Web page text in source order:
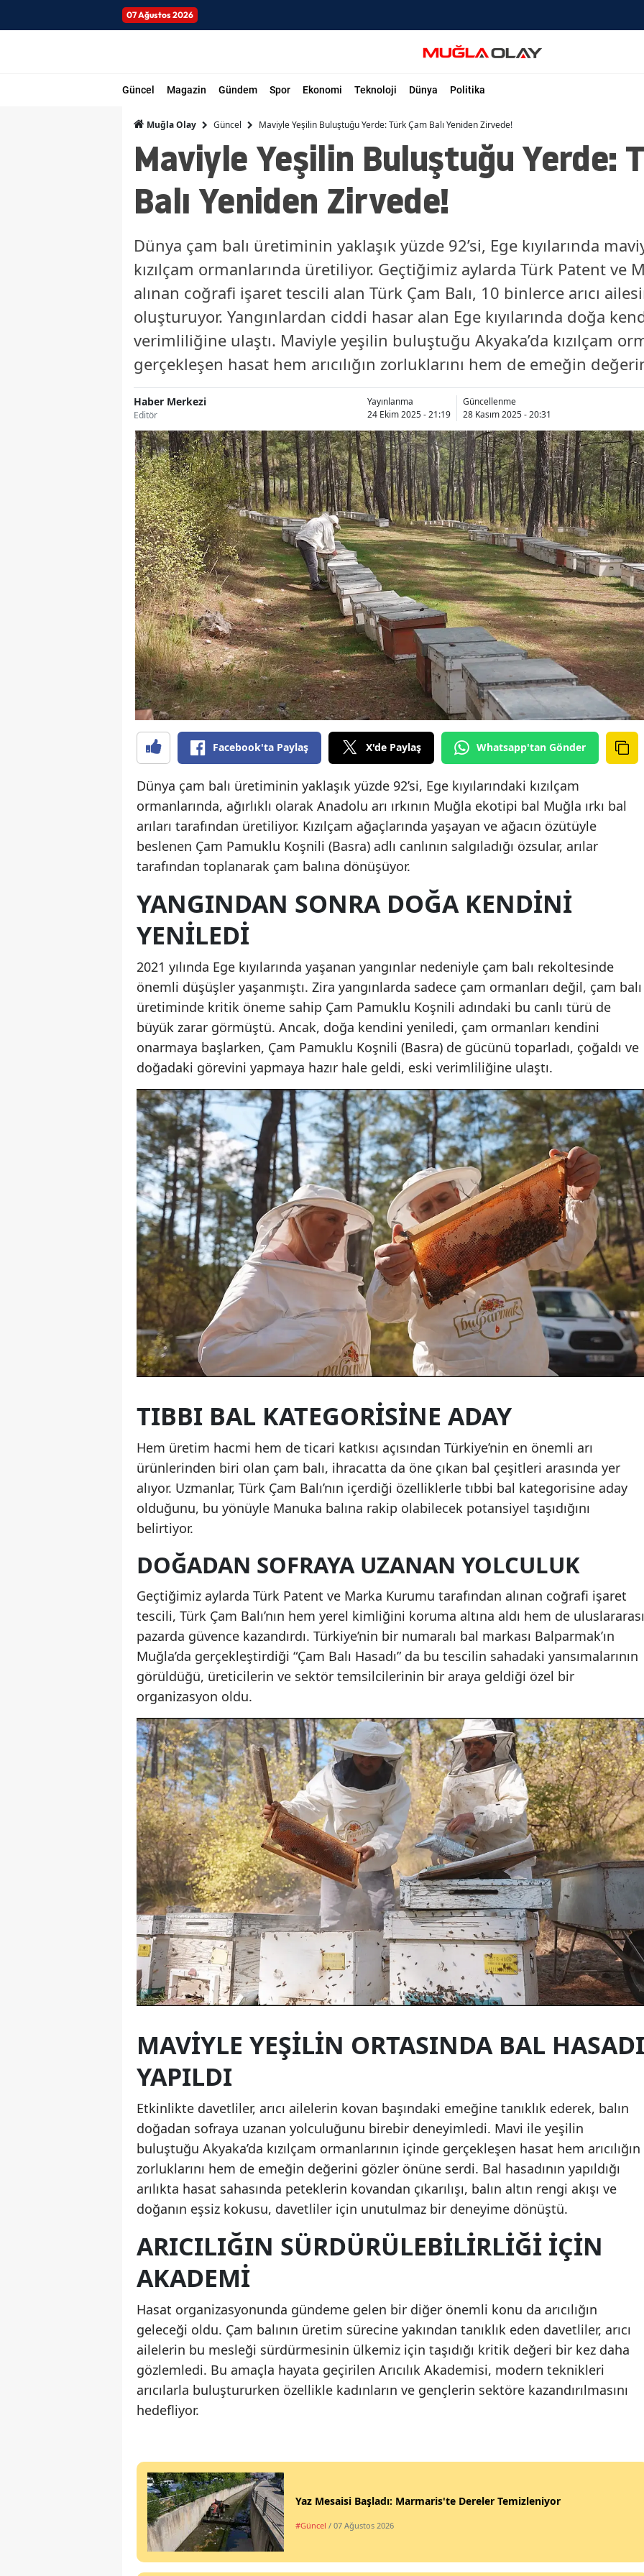
07 Ağustos 2026
Güncel Magazin Gündem Spor Ekonomi Teknoloji Dünya Politika
Muğla Olay Güncel Maviyle Yeşilin Buluştuğu Yerde: Türk Çam Balı Yeniden Zirvede!
Maviyle Yeşilin Buluştuğu Yerde:
Balı Yeniden Zirvede!
Dünya çam balı üretiminin yaklaşık yüzde 92’si, Ege kıyılarında
kızılçam ormanlarında üretiliyor. Geçtiğimiz aylarda Türk Patent ve
alınan coğrafi işaret tescili alan Türk Çam Balı, 10 binlerce arıcı
oluşturuyor. Yangınlardan ciddi hasar alan Ege kıyılarında doğa
verimliliğine ulaştı. Maviyle yeşilin buluştuğu Akyaka’da kızılçam
gerçekleşen hasat hem arıcılığın zorluklarını hem de emeğin
Haber Merkezi
Editör
Yayınlanma
24 Ekim 2025 - 21:19
Güncellenme
28 Kasım 2025 - 20:31
Facebook'ta Paylaş X'de Paylaş Whatsapp'tan Gönder
Dünya çam balı üretiminin yaklaşık yüzde 92’si, Ege kıyılarındaki kızılçam
ormanlarında, ağırlıklı olarak Anadolu arı ırkının Muğla ekotipi bal Muğla ırkı bal
arıları tarafından üretiliyor. Kızılçam ağaçlarında yaşayan ve ağacın özütüyle
beslenen Çam Pamuklu Koşnili (Basra) adlı canlının salgıladığı özsular, arılar
tarafından toplanarak çam balına dönüşüyor.
YANGINDAN SONRA DOĞA KENDİNİ
YENİLEDİ
2021 yılında Ege kıyılarında yaşanan yangınlar nedeniyle çam balı rekoltesinde
önemli düşüşler yaşanmıştı. Zira yangınlarda sadece çam ormanları değil, çam balı
üretiminde kritik öneme sahip Çam Pamuklu Koşnili adındaki bu canlı türü de
büyük zarar görmüştü. Ancak, doğa kendini yeniledi, çam ormanları kendini
onarmaya başlarken, Çam Pamuklu Koşnili (Basra) de gücünü toparladı, çoğaldı ve
doğadaki görevini yapmaya hazır hale geldi, eski verimliliğine ulaştı.
TIBBI BAL KATEGORİSİNE ADAY
Hem üretim hacmi hem de ticari katkısı açısından Türkiye’nin en önemli arı
ürünlerinden biri olan çam balı, ihracatta da öne çıkan bal çeşitleri arasında yer
alıyor. Uzmanlar, Türk Çam Balı’nın içerdiği özelliklerle tıbbi bal kategorisine aday
olduğunu, bu yönüyle Manuka balına rakip olabilecek potansiyel taşıdığını
belirtiyor.
DOĞADAN SOFRAYA UZANAN YOLCULUK
Geçtiğimiz aylarda Türk Patent ve Marka Kurumu tarafından alınan coğrafi işaret
tescili, Türk Çam Balı’nın hem yerel kimliğini koruma altına aldı hem de uluslararası
pazarda güvence kazandırdı. Türkiye’nin bir numaralı bal markası Balparmak’ın
Muğla’da gerçekleştirdiği “Çam Balı Hasadı” da bu tescilin sahadaki yansımalarının
görüldüğü, üreticilerin ve sektör temsilcilerinin bir araya geldiği özel bir
organizasyon oldu.
MAVİYLE YEŞİLİN ORTASINDA BAL HASADI
YAPILDI
Etkinlikte davetliler, arıcı ailelerin kovan başındaki emeğine tanıklık ederek, balın
doğadan sofraya uzanan yolculuğunu birebir deneyimledi. Mavi ile yeşilin
buluştuğu Akyaka’da kızılçam ormanlarının içinde gerçekleşen hasat hem arıcılığın
zorluklarını hem de emeğin değerini gözler önüne serdi. Bal hasadının yapıldığı
arılıkta hasat sahasında peteklerin kovandan çıkarılışı, balın altın rengi akışı ve
doğanın eşsiz kokusu, davetliler için unutulmaz bir deneyime dönüştü.
ARICILIĞIN SÜRDÜRÜLEBİLİRLİĞİ İÇİN
AKADEMİ
Hasat organizasyonunda gündeme gelen bir diğer önemli konu da arıcılığın
geleceği oldu. Çam balının üretim sürecine yakından tanıklık eden davetliler, arıcı
ailelerin bu mesleği sürdürmesinin ülkemiz için taşıdığı kritik değeri bir kez daha
gözlemledi. Bu amaçla hayata geçirilen Arıcılık Akademisi, modern teknikleri
arıcılarla buluştururken özellikle kadınların ve gençlerin sektöre kazandırılmasını
hedefliyor.
Yaz Mesaisi Başladı: Marmaris'te Dereler Temizleniyor
#Güncel / 07 Ağustos 2026